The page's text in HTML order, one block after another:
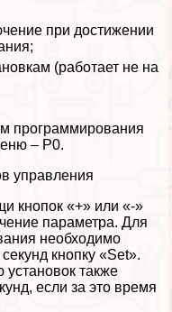
при достижении
(работает не на
программирования
– Р0.
управления
кнопок «+» или «-»
параметра. Для
необходимо
кнопку «Set».
также
если за это время